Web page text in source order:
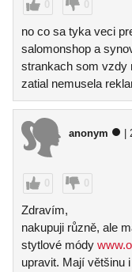
0 0
no co sa tyka veci
salomonshop a
strankach som vzdy
zatial nemusela
anonym
0 0
Zdravím,
nakupuji různě, ale
stytlové módy
upravit. Mají většinu